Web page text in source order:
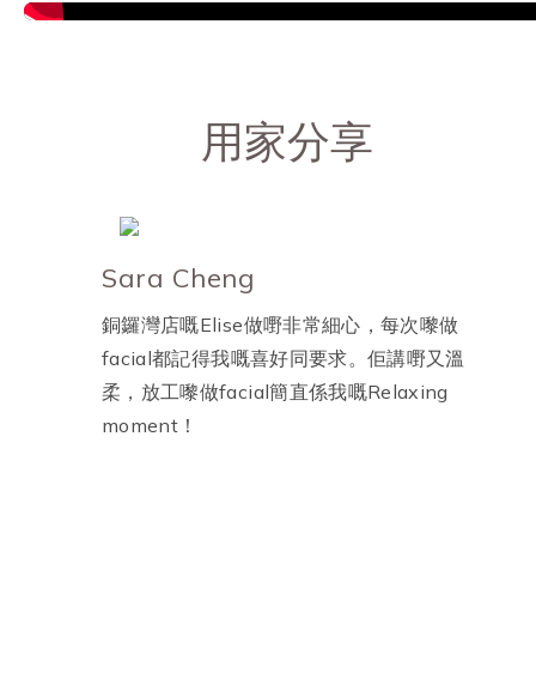
用家分享
Sara Cheng
銅鑼灣店嘅Elise做嘢非常細心，每次嚟做
facial都記得我嘅喜好同要求。佢講嘢又溫
柔，放工嚟做facial簡直係我嘅Relaxing
moment！